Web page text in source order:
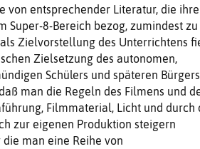
von entsprechender Literatur, die ihre
8-Bereich bezog, zu­mindest zu
Zielvorstellung des Unterrichtens
Zielset­zung des autonomen,
Schülers und späteren
man die Regeln des Filmens und
Filmmaterial, Licht und durch
zur eige­nen Produktion steigern
man eine Reihe von